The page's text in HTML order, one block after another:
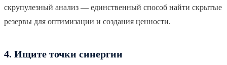
скрупулезный анализ — единственный способ найти скрытые
резервы для оптимизации и создания ценности.
4. Ищите точки синергии